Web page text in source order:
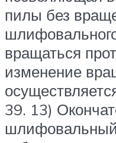
пилы без
вращаться
изменение
39. 13)
шлифовальный